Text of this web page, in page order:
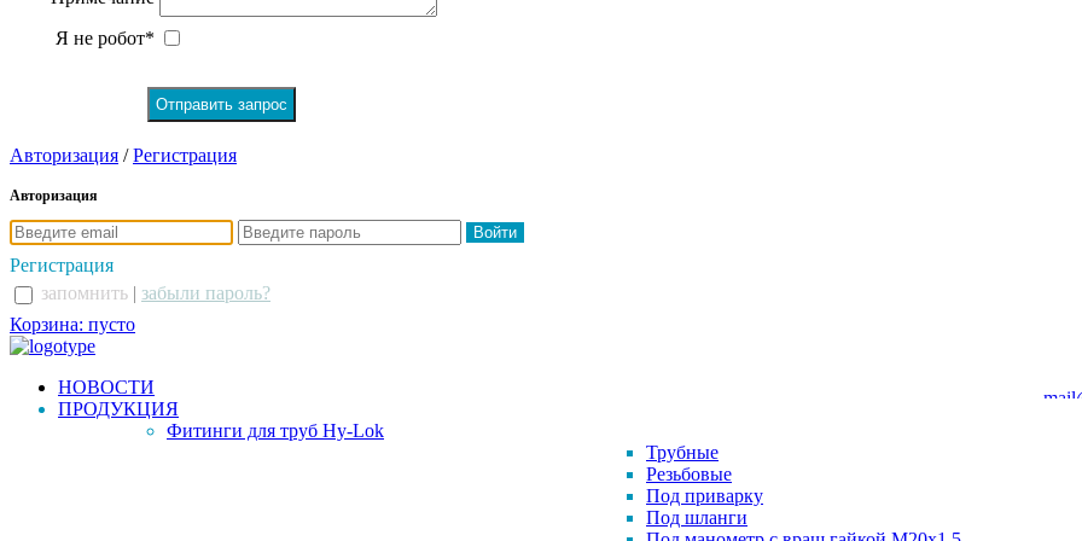
Я не робот*
Авторизация /Регистрация
Авторизация
Регистрация
запомнить | забыли пароль?
Корзина: пусто
НОВОСТИ
ПРОДУКЦИЯ
Фитинги для труб Hy-Lok
Трубные
Резьбовые
Под приварку
Под шланги